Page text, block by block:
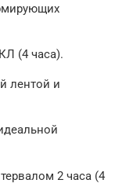
(4 часа).
лентой и
2 часа (4